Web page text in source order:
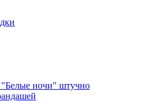
"Белые ночи" штучно